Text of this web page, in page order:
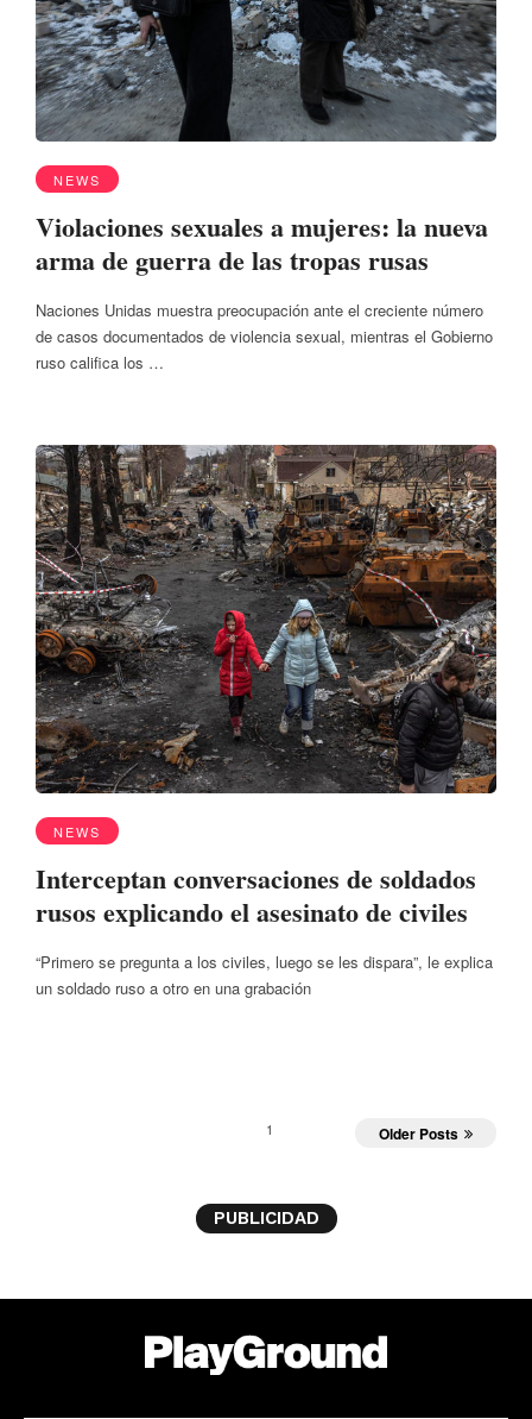
NEWS
Violaciones sexuales a mujeres: la nueva
arma de guerra de las tropas rusas
Naciones Unidas muestra preocupación ante el creciente número
de casos documentados de violencia sexual, mientras el Gobierno
ruso califica los …
NEWS
Interceptan conversaciones de soldados
rusos explicando el asesinato de civiles
“Primero se pregunta a los civiles, luego se les dispara”, le explica
un soldado ruso a otro en una grabación
1 Older Posts
PUBLICIDAD